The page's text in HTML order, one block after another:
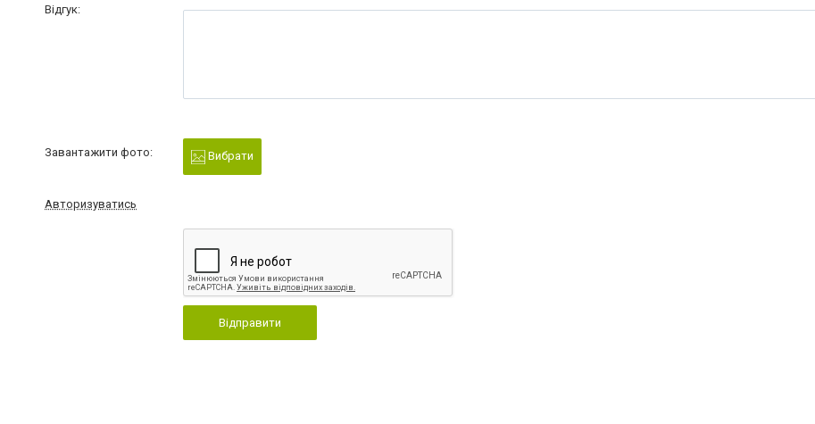
Відгук:
Завантажити фото: Вибрати
Авторизуватись
Відправити